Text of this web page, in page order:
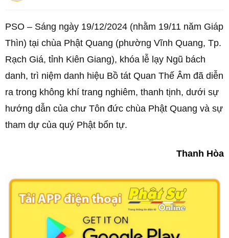
PSO – Sáng ngày 19/12/2024 (nhằm 19/11 năm Giáp
Thìn) tại chùa Phật Quang (phường Vĩnh Quang, Tp.
Rạch Giá, tỉnh Kiên Giang), khóa lễ lạy Ngũ bách
danh, trì niệm danh hiệu Bồ tát Quan Thế Âm đã diễn
ra trong không khí trang nghiêm, thanh tịnh, dưới sự
hướng dẫn của chư Tôn đức chùa Phật Quang và sự
tham dự của quý Phật bổn tự.
Thanh Hòa